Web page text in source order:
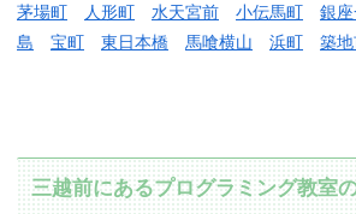
茅場町
人形町 水天宮前 小伝馬町 銀座
島
宝町 東日本橋 馬喰横山 浜町 築
三越前にあるプログラミング教室